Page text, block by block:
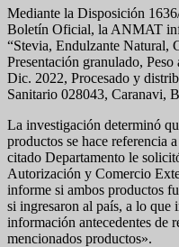
Mediante la Disposición
Boletín Oficial, la ANMAT
“Stevia, Endulzante Natural,
Presentación granulado,
Dic. 2022, Procesado y
Sanitario 028043, Caranavi,
La investigación determinó
productos se hace referencia
citado Departamento le
Autorización y Comercio
informe si ambos productos
si ingresaron al país, a lo que
información antecedentes de
mencionados productos».